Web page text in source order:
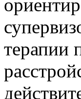
терапии